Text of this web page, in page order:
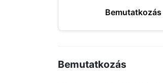
Bemutatkozás
Bemutatkozás